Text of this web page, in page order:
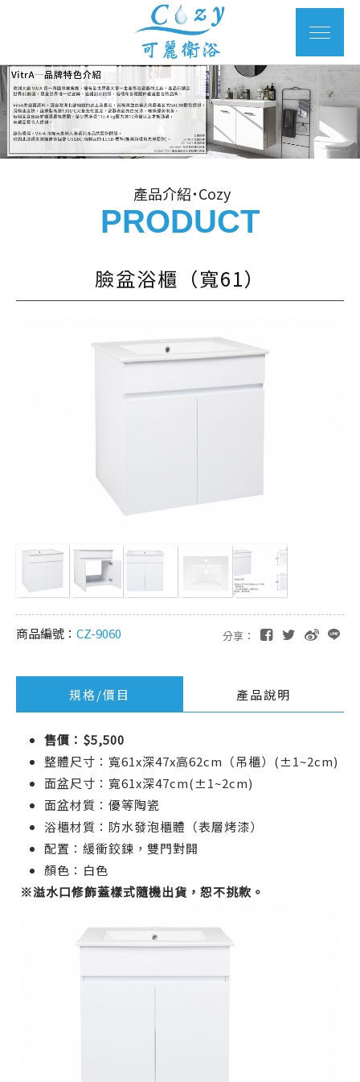
產品介紹˙Cozy
PRODUCT
臉盆浴櫃（寬61）
商品編號： CZ-9060 分享：
規格/價目 產品說明
售價：$5,500
整體尺寸：寬61x深47x高62cm（吊櫃）(±1~2cm)
面盆尺寸：寬61x深47cm(±1~2cm)
面盆材質：優等陶瓷
浴櫃材質：防水發泡櫃體（表層烤漆）
配置：緩衝鉸鍊，雙門對開
顏色：白色
※溢水口修飾蓋樣式隨機出貨，恕不挑款。